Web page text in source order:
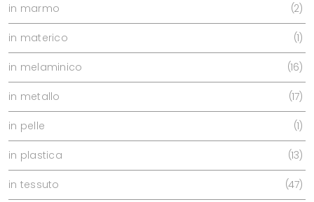
in marmo 2
in materico 1
in melaminico 16
in metallo 17
in pelle 1
in plastica 13
in tessuto 47